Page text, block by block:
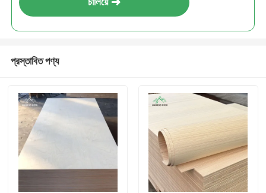
প্রস্তাবিত পণ্য